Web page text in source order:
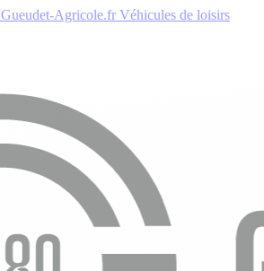
Gueudet-Agricole.fr Véhicules de loisirs